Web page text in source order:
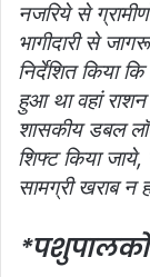
नजरिये से
भागीदारी से
निर्देशित किया
हुआ था वहां
शासकीय डबल
शिफ्ट किया जाये,
सामग्री खराब न